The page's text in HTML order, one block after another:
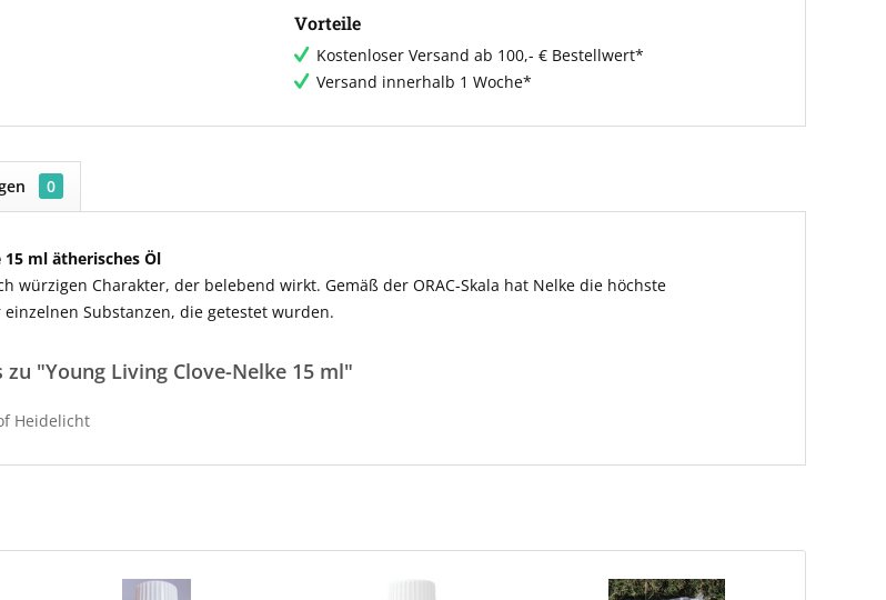
Vorteile
Kostenloser Versand ab 100,- € Bestellwert*
Versand innerhalb 1 Woche*
0
ml ätherisches Öl
würzigen Charakter, der belebend wirkt. Gemäß der ORAC-Skala hat Nelke die höchste
Substanzen, die getestet wurden.
"Young Living Clove-Nelke 15 ml"
Heidelicht